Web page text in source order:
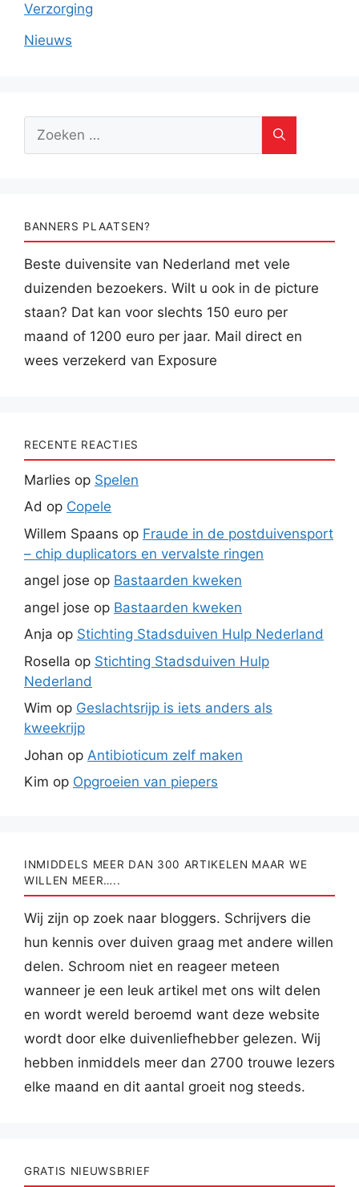
Verzorging
Nieuws
naar:
BANNERS PLAATSEN?
Beste duivensite van Nederland met vele
duizenden bezoekers. Wilt u ook in de picture
staan? Dat kan voor slechts 150 euro per
maand of 1200 euro per jaar. Mail direct en
wees verzekerd van Exposure
RECENTE REACTIES
Marlies op Spelen
Ad op Copele
Willem Spaans op Fraude in de postduivensport
– chip duplicators en vervalste ringen
angel jose op Bastaarden kweken
angel jose op Bastaarden kweken
Anja op Stichting Stadsduiven Hulp Nederland
Rosella op Stichting Stadsduiven Hulp
Nederland
Wim op Geslachtsrijp is iets anders als
kweekrijp
Johan op Antibioticum zelf maken
Kim op Opgroeien van piepers
INMIDDELS MEER DAN 300 ARTIKELEN MAAR WE
WILLEN MEER…..
Wij zijn op zoek naar bloggers. Schrijvers die
hun kennis over duiven graag met andere willen
delen. Schroom niet en reageer meteen
wanneer je een leuk artikel met ons wilt delen
en wordt wereld beroemd want deze website
wordt door elke duivenliefhebber gelezen. Wij
hebben inmiddels meer dan 2700 trouwe lezers
elke maand en dit aantal groeit nog steeds.
GRATIS NIEUWSBRIEF